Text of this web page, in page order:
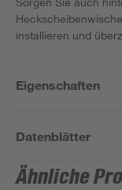
installieren und
Eigenschaften
Datenblätter
Ähnliche